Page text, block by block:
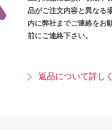
品がご注文内容と異なる
内に弊社までご連絡をお
前にご連絡下さい。
返品について詳し